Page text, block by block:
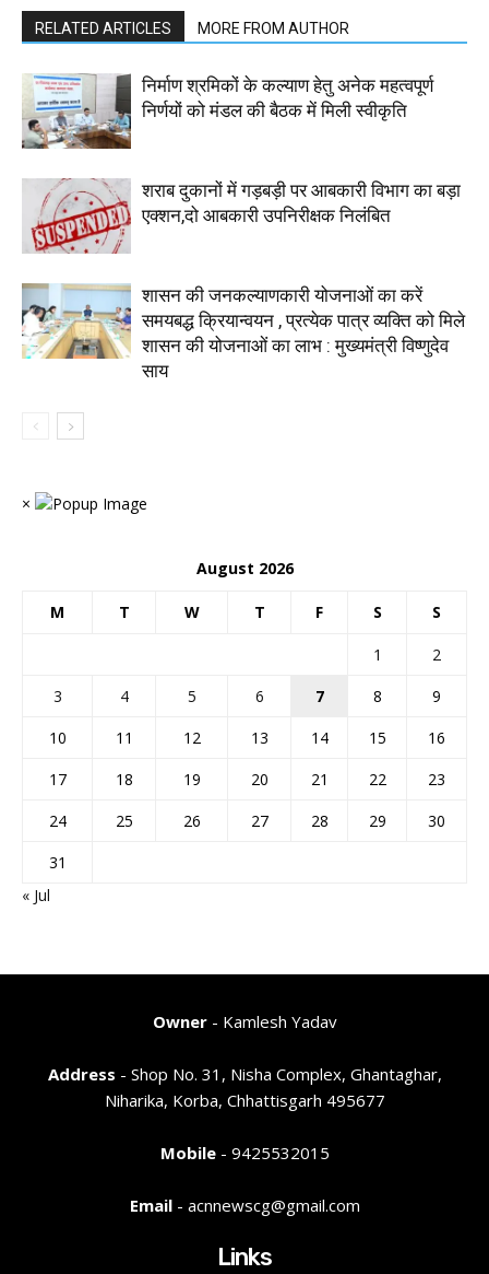
RELATED ARTICLES MORE FROM AUTHOR
निर्माण श्रमिकों के कल्याण हेतु अनेक महत्वपूर्ण
निर्णयों को मंडल की बैठक में मिली स्वीकृति
शराब दुकानों में गड़बड़ी पर आबकारी विभाग का बड़ा
एक्शन,दो आबकारी उपनिरीक्षक निलंबित
शासन की जनकल्याणकारी योजनाओं का करें
समयबद्ध क्रियान्वयन , प्रत्येक पात्र व्यक्ति को मिले
शासन की योजनाओं का लाभ : मुख्यमंत्री विष्णुदेव
साय
×
August 2026
M T W T F S S
1
2
3
4 5 6 7 8
9
10
11 12 13 14 15
16
17
18 19 20 21 22
23
24
25 26 27 28 29
30
31
« Jul
Owner- Kamlesh Yadav
Address - Shop No. 31, Nisha Complex, Ghantaghar,
Niharika, Korba, Chhattisgarh 495677
Mobile- 9425532015
Email- acnnewscg@gmail.com
Links